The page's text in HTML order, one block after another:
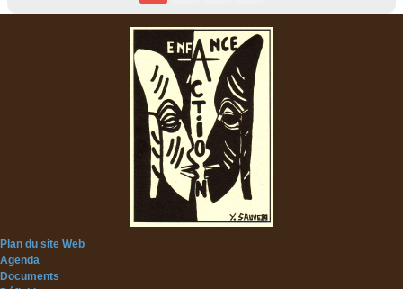
Plan du site Web
Agenda
Documents